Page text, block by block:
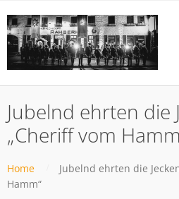
Jubelnd ehrten die
„Cheriff vom
Home
Jubelnd ehrten die
Hamm“